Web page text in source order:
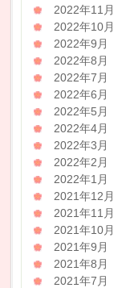
2022年11月
2022年10月
2022年9月
2022年8月
2022年7月
2022年6月
2022年5月
2022年4月
2022年3月
2022年2月
2022年1月
2021年12月
2021年11月
2021年10月
2021年9月
2021年8月
2021年7月